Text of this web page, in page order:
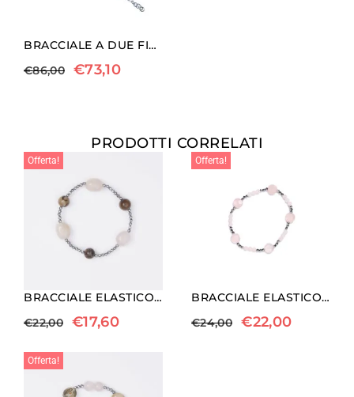
BRACCIALE A DUE FILI IN EMATITE, AGATA NERA E PERLE
€86,00 €73,10
PRODOTTI CORRELATI
Offerta!
BRACCIALE ELASTICO IN EMATITE, MORGANITE E DIASPRO
€22,00 €17,60
Offerta!
BRACCIALE ELASTICO IN EMATITE E QUARZO ROSA
€24,00 €22,00
Offerta!